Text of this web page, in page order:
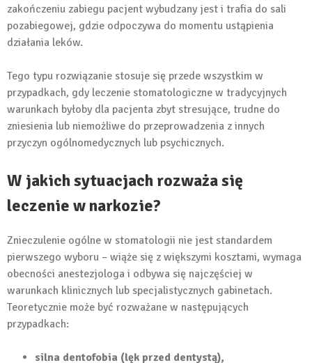
zakończeniu zabiegu pacjent wybudzany jest i trafia do sali
pozabiegowej, gdzie odpoczywa do momentu ustąpienia
działania leków.
Tego typu rozwiązanie stosuje się przede wszystkim w
przypadkach, gdy leczenie stomatologiczne w tradycyjnych
warunkach byłoby dla pacjenta zbyt stresujące, trudne do
zniesienia lub niemożliwe do przeprowadzenia z innych
przyczyn ogólnomedycznych lub psychicznych.
W jakich sytuacjach rozważa się
leczenie w narkozie?
Znieczulenie ogólne w stomatologii nie jest standardem
pierwszego wyboru – wiąże się z większymi kosztami, wymaga
obecności anestezjologa i odbywa się najczęściej w
warunkach klinicznych lub specjalistycznych gabinetach.
Teoretycznie może być rozważane w następujących
przypadkach:
silna dentofobia (lęk przed dentystą),